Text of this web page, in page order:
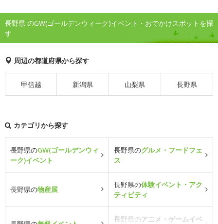
長野県 のGW(ゴールデンウィーク)イベント・おでかけスポットを探
す
周辺の都道府県から探す
甲信越 新潟県 山梨県 長野県
カテゴリから探す
長野県のGW(ゴールデンウィ
ーク)イベント
長野県のグルメ・フードフェ
ス
長野県の物産展
長野県の体験イベント・アク
ティビティ
長野県のアニメ・ゲームイベ